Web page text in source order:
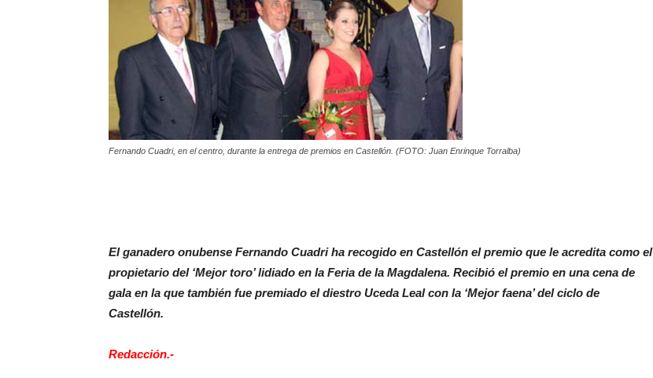
Fernando Cuadri, en el centro, durante la entrega de premios en Castellón. (FOTO: Juan Enrinque Torralba)
El ganadero onubense Fernando Cuadri ha recogido en Castellón el premio que le acredita como el
propietario del ‘Mejor toro’ lidiado en la Feria de la Magdalena. Recibió el premio en una cena de
gala en la que también fue premiado el diestro Uceda Leal con la ‘Mejor faena’ del ciclo de
Castellón.
Redacción.-